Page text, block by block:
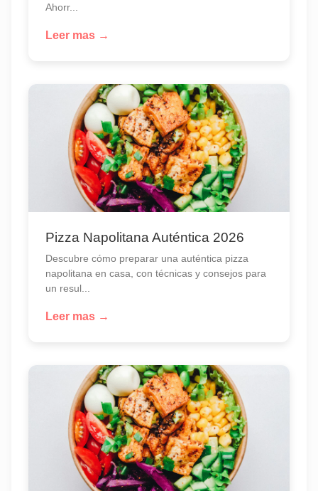
Ahorr...
Leer mas →
Pizza Napolitana Auténtica 2026
Descubre cómo preparar una auténtica pizza
napolitana en casa, con técnicas y consejos para
un resul...
Leer mas →